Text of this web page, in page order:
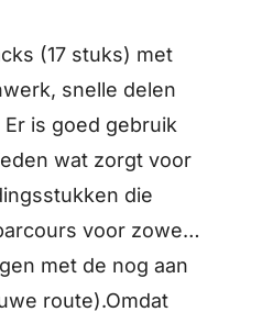
(17 stuks) met
snelle delen
is goed gebruik
wat zorgt voor
die
voor zowel
met de nog aan
route).Omdat